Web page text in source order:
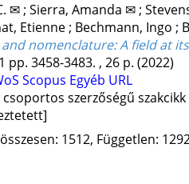
✉; Sierra, Amanda ✉;
Etienne; Bechmann, Ingo ;
nomenclature: A field at
pp. 3458-3483. , 26 p. (2022)
Scopus Egyéb URL
csoportos szerzőségű
1512, Független: